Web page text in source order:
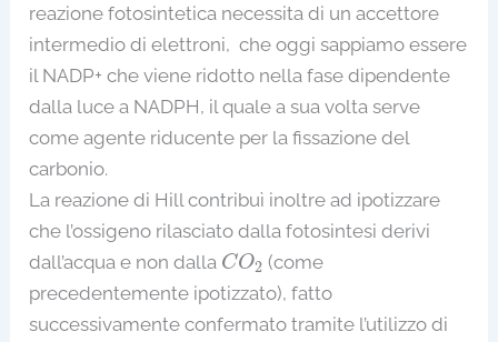
reazione fotosintetica necessita di un accettore
intermedio di elettroni, che oggi sappiamo essere
il NADP+ che viene ridotto nella fase dipendente
dalla luce a NADPH, il quale a sua volta serve
come agente riducente per la fissazione del
carbonio.
La reazione di Hill contribuì inoltre ad ipotizzare
che l’ossigeno rilasciato dalla fotosintesi derivi
dall’acqua e non dalla CO2
CO2 (come
precedentemente ipotizzato), fatto
successivamente confermato tramite l’utilizzo di